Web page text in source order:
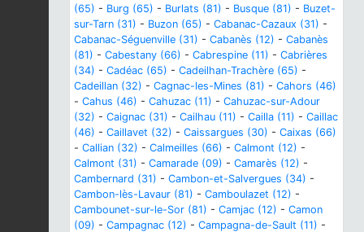
(65) - Burg (65) - Burlats (81) - Busque (81) - Buzet-
sur-Tarn (31) - Buzon (65) - Cabanac-Cazaux (31) -
Cabanac-Séguenville (31) - Cabanès (12) - Cabanès
(81) - Cabestany (66) - Cabrespine (11) - Cabrières
(34) - Cadéac (65) - Cadeilhan-Trachère (65) -
Cadeillan (32) - Cagnac-les-Mines (81) - Cahors (46)
- Cahus (46) - Cahuzac (11) - Cahuzac-sur-Adour
(32) - Caignac (31) - Cailhau (11) - Cailla (11) - Caillac
(46) - Caillavet (32) - Caissargues (30) - Caixas (66)
- Callian (32) - Calmeilles (66) - Calmont (12) -
Calmont (31) - Camarade (09) - Camarès (12) -
Cambernard (31) - Cambon-et-Salvergues (34) -
Cambon-lès-Lavaur (81) - Camboulazet (12) -
Cambounet-sur-le-Sor (81) - Camjac (12) - Camon
(09) - Campagnac (12) - Campagna-de-Sault (11) -